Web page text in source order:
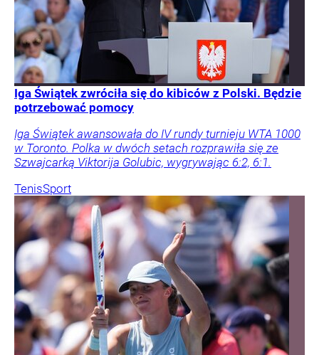
Iga Świątek zwróciła się do kibiców z Polski. Będzie
potrzebować pomocy
Iga Świątek awansowała do IV rundy turnieju WTA 1000
w Toronto. Polka w dwóch setach rozprawiła się ze
Szwajcarką Viktorija Golubic, wygrywając 6:2, 6:1.
TenisSport